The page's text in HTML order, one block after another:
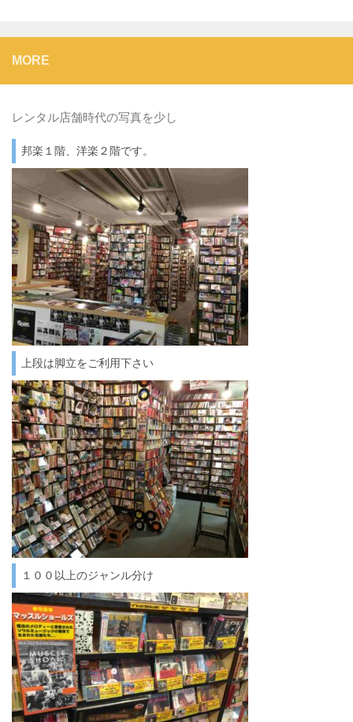
MORE
レンタル店舗時代の写真を少し
邦楽１階、洋楽２階です。
上段は脚立をご利用下さい
１００以上のジャンル分け